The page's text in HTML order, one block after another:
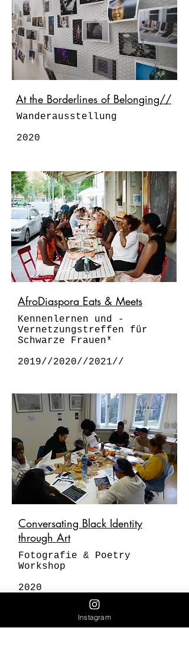
At the Borderlines of Belonging//
Wanderausstellung
2020
AfroDiaspora Eats & Meets
Kennenlernen und -
Vernetzungstreffen für
Schwarze Frauen*
2019//2020//2021//
Conversating Black Identity
through Art
Fotografie & Poetry
Workshop
2020
Instagram